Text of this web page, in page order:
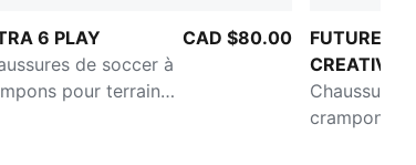
6 PLAY
de soccer à
pour terrain
CAD $80.00
FUTURE 9
Chaussures
crampons